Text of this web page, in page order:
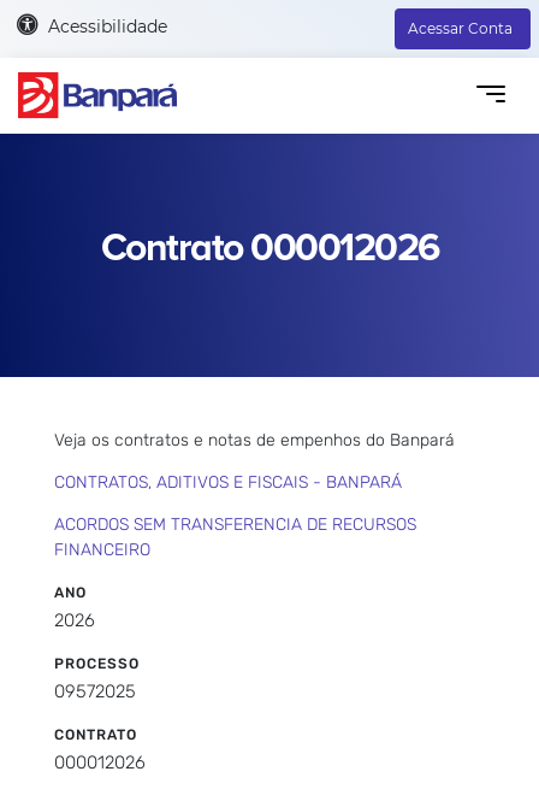
Acessibilidade Acessar Conta
Contrato 000012026
Veja os contratos e notas de empenhos do Banpará
CONTRATOS, ADITIVOS E FISCAIS - BANPARÁ
ACORDOS SEM TRANSFERENCIA DE RECURSOS
FINANCEIRO
ANO
2026
PROCESSO
09572025
CONTRATO
000012026